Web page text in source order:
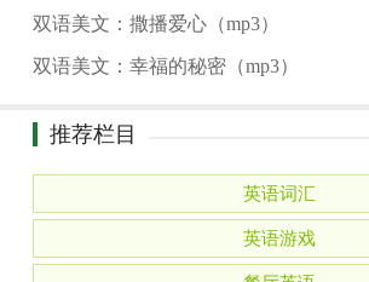
双语美文：撒播爱心（mp3）
双语美文：幸福的秘密（mp3）
推荐栏目
英语词汇
英语游戏